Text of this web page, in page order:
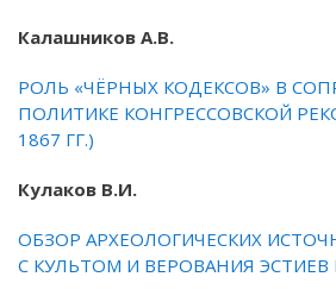
Калашников А.В.
РОЛЬ «ЧЁРНЫХ КОДЕКСОВ» В
ПОЛИТИКЕ КОНГРЕССОВСКОЙ
1867 ГГ.)
Кулаков В.И.
ОБЗОР АРХЕОЛОГИЧЕСКИХ
С КУЛЬТОМ И ВЕРОВАНИЯ ЭСТИЕВ